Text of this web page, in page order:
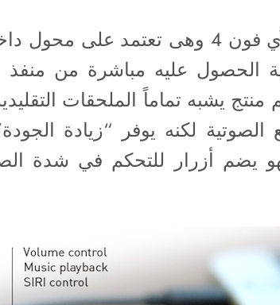
الحصول عليه مباشرة من
يشبه تماماً الملحقات
الصوتية لكنه يوفر “زيادة
يضم أزرار للتحكم في شدة